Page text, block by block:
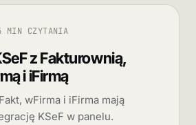
MIN CZYTANIA
z Fakturownią,
i iFirmą
wFirma i iFirma mają
KSeF w panelu.